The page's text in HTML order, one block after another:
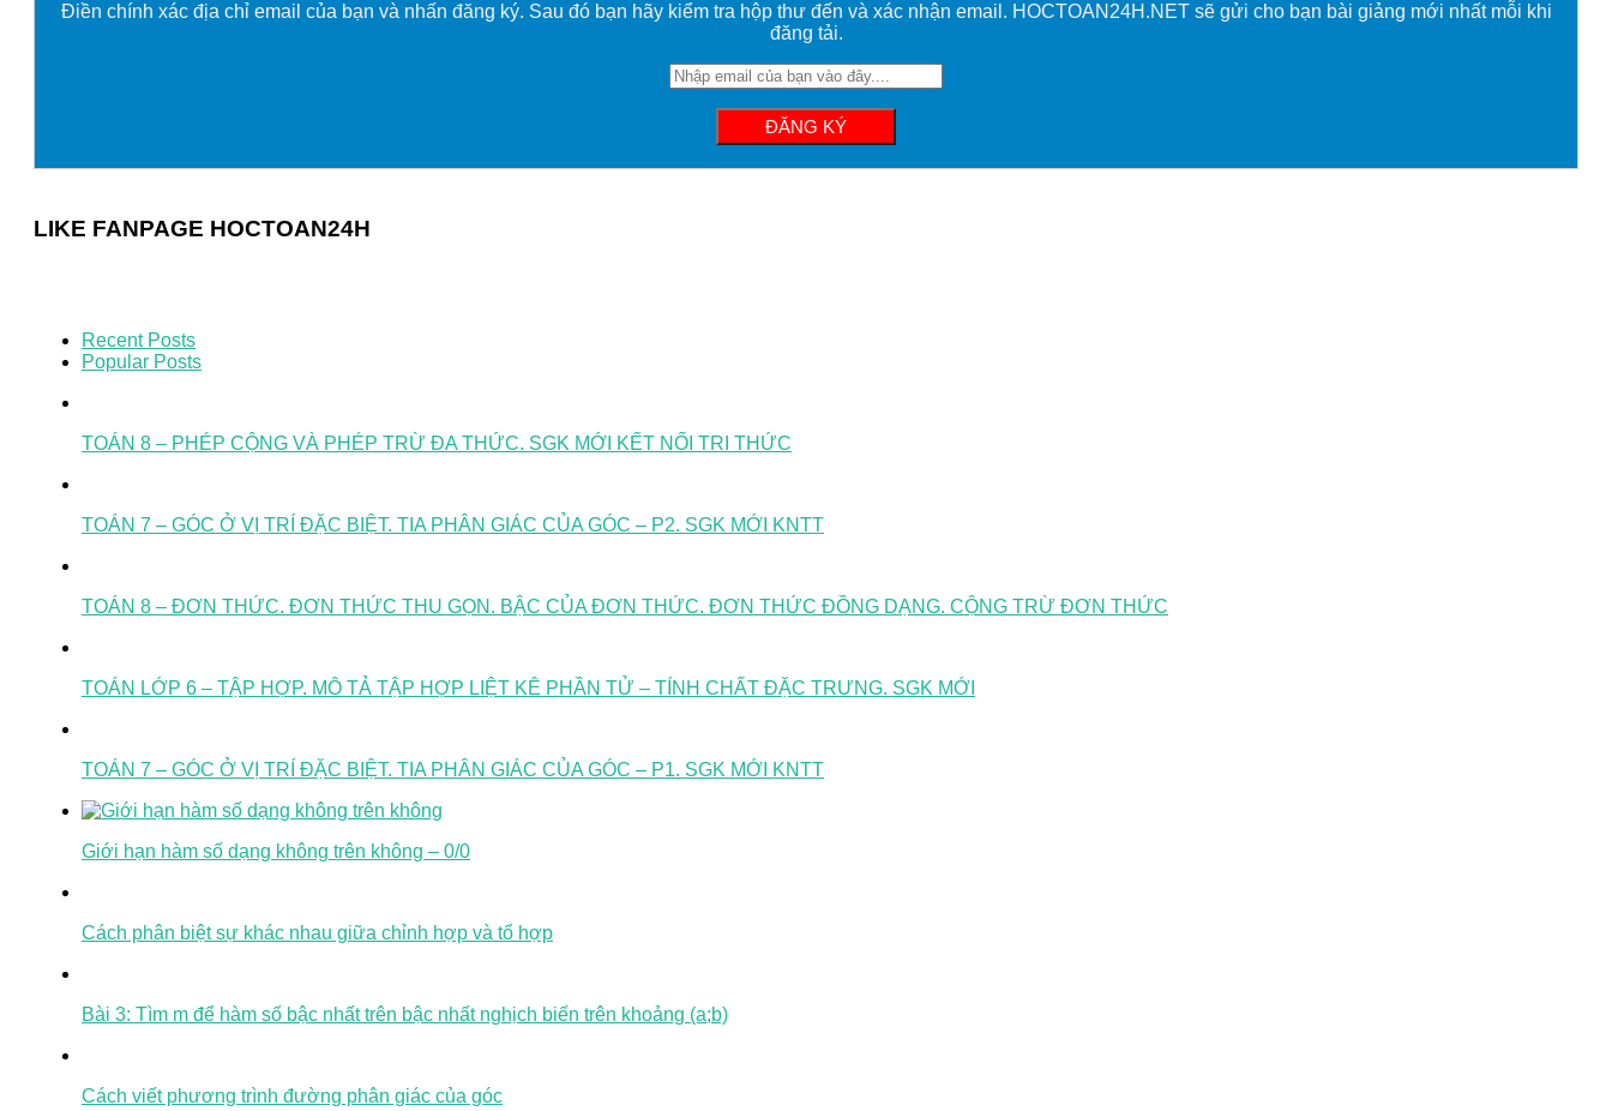
Điền chính xác địa chỉ email của bạn và nhấn đăng ký. Sau đó bạn hãy kiểm tra hộp thư đến và xác nhận email. HOCTOAN24H.NET sẽ gửi cho bạn bài giảng mới nhất mỗi khi
đăng tải.
LIKE FANPAGE HOCTOAN24H
Recent Posts
Popular Posts
TOÁN 8 – PHÉP CỘNG VÀ PHÉP TRỪ ĐA THỨC. SGK MỚI KẾT NỐI TRI THỨC
TOÁN 7 – GÓC Ở VỊ TRÍ ĐẶC BIỆT. TIA PHÂN GIÁC CỦA GÓC – P2. SGK MỚI KNTT
TOÁN 8 – ĐƠN THỨC. ĐƠN THỨC THU GỌN. BẬC CỦA ĐƠN THỨC. ĐƠN THỨC ĐỒNG DẠNG. CỘNG TRỪ ĐƠN THỨC
TOÁN LỚP 6 – TẬP HỢP. MÔ TẢ TẬP HỢP LIỆT KÊ PHẦN TỬ – TÍNH CHẤT ĐẶC TRƯNG. SGK MỚI
TOÁN 7 – GÓC Ở VỊ TRÍ ĐẶC BIỆT. TIA PHÂN GIÁC CỦA GÓC – P1. SGK MỚI KNTT
Giới hạn hàm số dạng không trên không – 0/0
Cách phân biệt sự khác nhau giữa chỉnh hợp và tổ hợp
Bài 3: Tìm m để hàm số bậc nhất trên bậc nhất nghịch biến trên khoảng (a;b)
Cách viết phương trình đường phân giác của góc